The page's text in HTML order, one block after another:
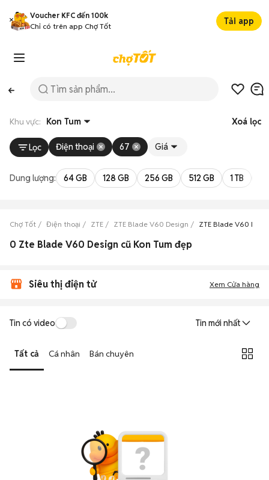
Voucher KFC đến 100k
Chỉ có trên app Chợ Tốt
Tải app
Khu vực: Kon Tum Xoá lọc
Lọc Điện thoại 67 Giá
Dung lượng: 64 GB 128 GB 256 GB 512 GB 1 TB
Chợ Tốt Điện thoại ZTE ZTE Blade V60 Design ZTE Blade V60
0 Zte Blade V60 Design cũ Kon Tum đẹp
Siêu thị điện tử Xem Cửa hàng
Tin có video Tin mới nhất
Tất cả Cá nhân Bán chuyên